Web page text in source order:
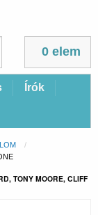
0 elem
Írók
TONY MOORE, CLIFF